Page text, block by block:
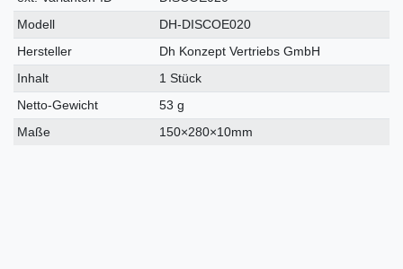
Modell
DH-DISCOE020
Hersteller
Dh Konzept Vertriebs GmbH
Inhalt
1 Stück
Netto-Gewicht
53 g
Maße
150×280×10mm